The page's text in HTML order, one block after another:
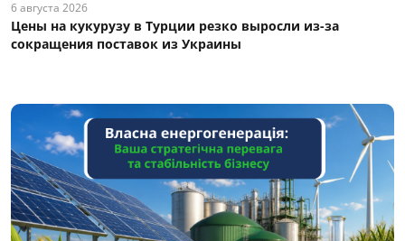
6 августа 2026
Цены на кукурузу в Турции резко выросли из-за
сокращения поставок из Украины